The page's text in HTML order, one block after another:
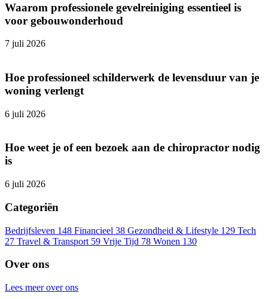
Waarom professionele gevelreiniging essentieel is
voor gebouwonderhoud
7 juli 2026
Hoe professioneel schilderwerk de levensduur van je
woning verlengt
6 juli 2026
Hoe weet je of een bezoek aan de chiropractor nodig
is
6 juli 2026
Categoriën
Bedrijfsleven 148 Financieel 38 Gezondheid & Lifestyle 129 Tech
27 Travel & Transport 59 Vrije Tijd 78 Wonen 130
Over ons
Lees meer over ons